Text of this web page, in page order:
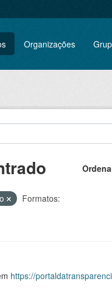
Organizações
Formatos:
https://